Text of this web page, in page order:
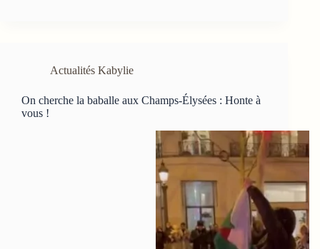
Actualités Kabylie
On cherche la baballe aux Champs-Élysées : Honte à
vous !